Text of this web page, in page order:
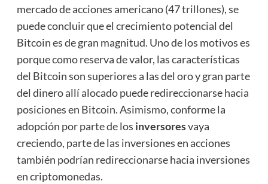
mercado de acciones americano (47 trillones), se
puede concluir que el crecimiento potencial del
Bitcoin es de gran magnitud. Uno de los motivos es
porque como reserva de valor, las características
del Bitcoin son superiores a las del oro y gran parte
del dinero allí alocado puede redireccionarse hacia
posiciones en Bitcoin. Asimismo, conforme la
adopción por parte de los inversoresvaya
creciendo, parte de las inversiones en acciones
también podrían redireccionarse hacia inversiones
en criptomonedas.